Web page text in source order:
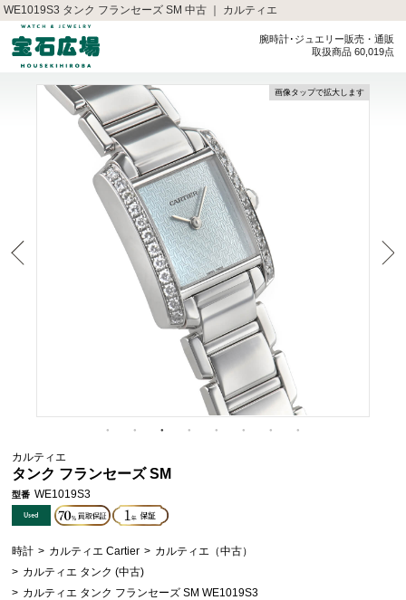
WE1019S3 タンク フランセーズ SM 中古 ｜ カルティエ
腕時計･ジュエリー販売・通販
取扱商品 60,019点
画像タップで拡大します
カルティエ
タンク フランセーズ SM
型番 WE1019S3
時計 > カルティエ Cartier > カルティエ（中古）
> カルティエ タンク (中古)
> カルティエ タンク フランセーズ SM WE1019S3